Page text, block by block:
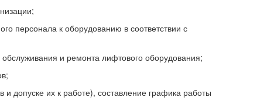
персонала к оборудованию в соответствии с
и ремонта лифтового оборудования;
допуске их к работе), составление графика работы